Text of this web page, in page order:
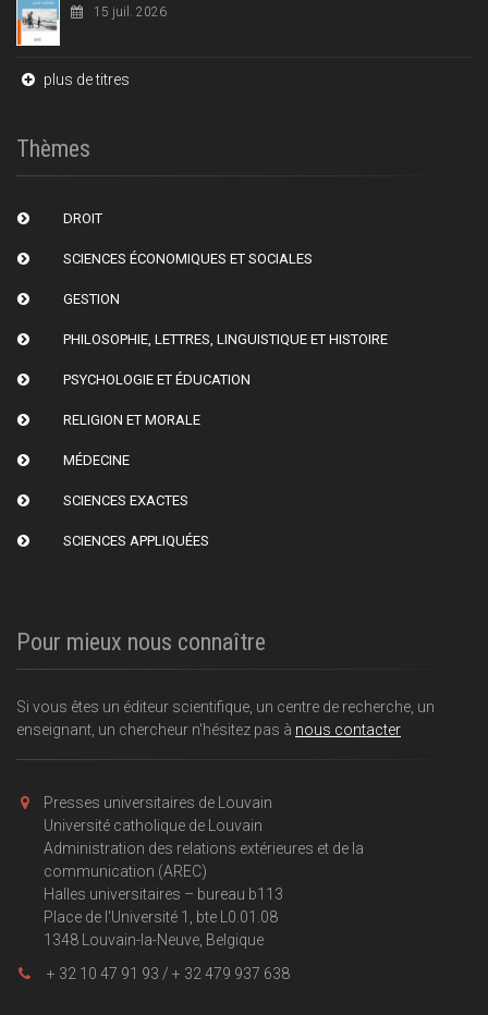
15 juil. 2026
plus de titres
Thèmes
DROIT
SCIENCES ÉCONOMIQUES ET SOCIALES
GESTION
PHILOSOPHIE, LETTRES, LINGUISTIQUE ET HISTOIRE
PSYCHOLOGIE ET ÉDUCATION
RELIGION ET MORALE
MÉDECINE
SCIENCES EXACTES
SCIENCES APPLIQUÉES
Pour mieux nous connaître
Si vous êtes un éditeur scientifique, un centre de recherche, un
enseignant, un chercheur n'hésitez pas à nous contacter
Presses universitaires de Louvain
Université catholique de Louvain
Administration des relations extérieures et de la
communication (AREC)
Halles universitaires – bureau b113
Place de l'Université 1, bte L0.01.08
1348 Louvain-la-Neuve, Belgique
+ 32 10 47 91 93 / + 32 479 937 638